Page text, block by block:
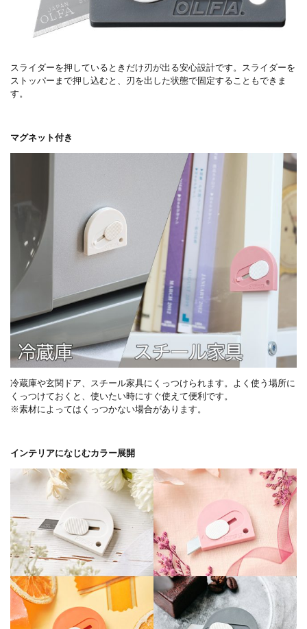
スライダーを押しているときだけ刃が出る安心設計です。スライダーを
ストッパーまで押し込むと、刃を出した状態で固定することもできま
す。
マグネット付き
冷蔵庫や玄関ドア、スチール家具にくっつけられます。よく使う場所に
くっつけておくと、使いたい時にすぐ使えて便利です。
※素材によってはくっつかない場合があります。
インテリアになじむカラー展開